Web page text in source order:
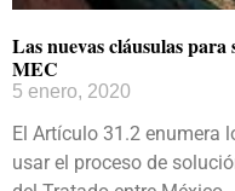
Las nuevas cláusulas
MEC
5 enero, 2020
El Artículo 31.2 enumera
usar el proceso de